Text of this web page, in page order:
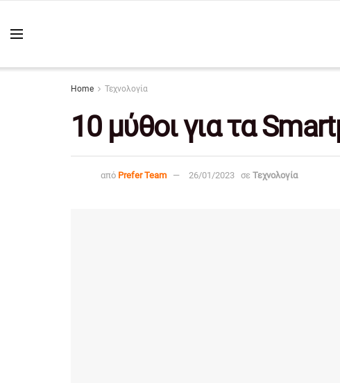
Home Τεχνολογία
10 μύθοι για τα
από Prefer Team 26/01/2023 σε Τεχνολογία